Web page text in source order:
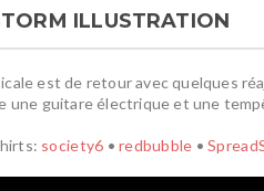
ILLUSTRATION
est de retour avec quelques
une guitare électrique et une
society6 •redbubble •